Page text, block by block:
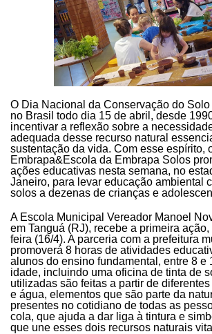
O Dia Nacional da Conservação do
no Brasil todo dia 15 de abril, desde
incentivar a reflexão sobre a
adequada desse recurso natural
sustentação da vida. Com esse espírito,
Embrapa&Escola da Embrapa Solos
ações educativas nesta semana, no
Janeiro, para levar educação ambiental
solos a dezenas de crianças e
A Escola Municipal Vereador Manoel
em Tanguá (RJ), recebe a primeira
feira (16/4). A parceria com a prefeitura
promoverá 8 horas de atividades
alunos do ensino fundamental, entre 8 e
idade, incluindo uma oficina de tinta de
utilizadas são feitas a partir de
e água, elementos que são parte da
presentes no cotidiano de todas as
cola, que ajuda a dar liga à tintura e
que une esses dois recursos naturais